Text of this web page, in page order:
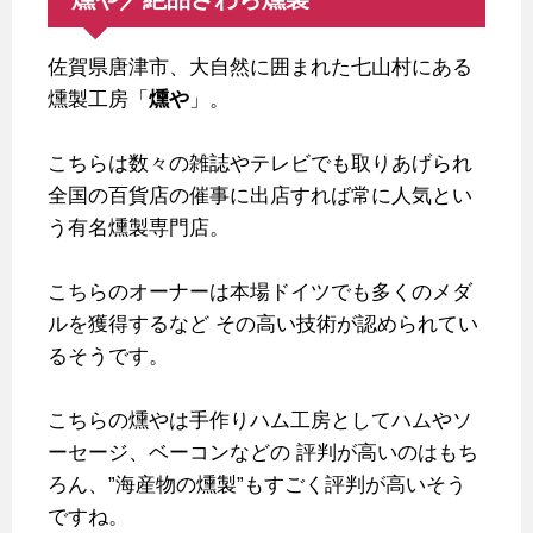
佐賀県唐津市、大自然に囲まれた七山村にある
燻製工房「 燻や 」。
こちらは数々の雑誌やテレビでも取りあげられ
全国の百貨店の催事に出店すれば常に人気とい
う有名燻製専門店。
こちらのオーナーは本場ドイツでも多くのメダ
ルを獲得するなど その高い技術が認められてい
るそうです。
こちらの燻やは手作りハム工房としてハムやソ
ーセージ、ベーコンなどの 評判が高いのはもち
ろん、”海産物の燻製”もすごく評判が高いそう
ですね。